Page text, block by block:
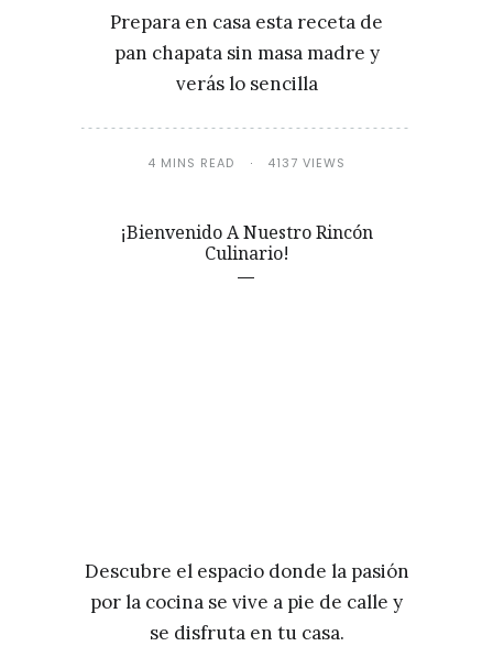
Prepara en casa esta receta de
pan chapata sin masa madre y
verás lo sencilla
4 MINS READ 4137 VIEWS
¡Bienvenido A Nuestro Rincón
Culinario!
Descubre el espacio donde la pasión
por la cocina se vive a pie de calle y
se disfruta en tu casa.